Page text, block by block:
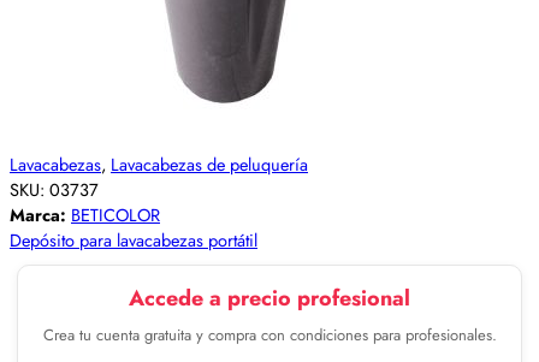
Lavacabezas, Lavacabezas de peluquería
SKU: 03737
Marca: BETICOLOR
Depósito para lavacabezas portátil
Accede a precio profesional
Crea tu cuenta gratuita y compra con condiciones para profesionales.